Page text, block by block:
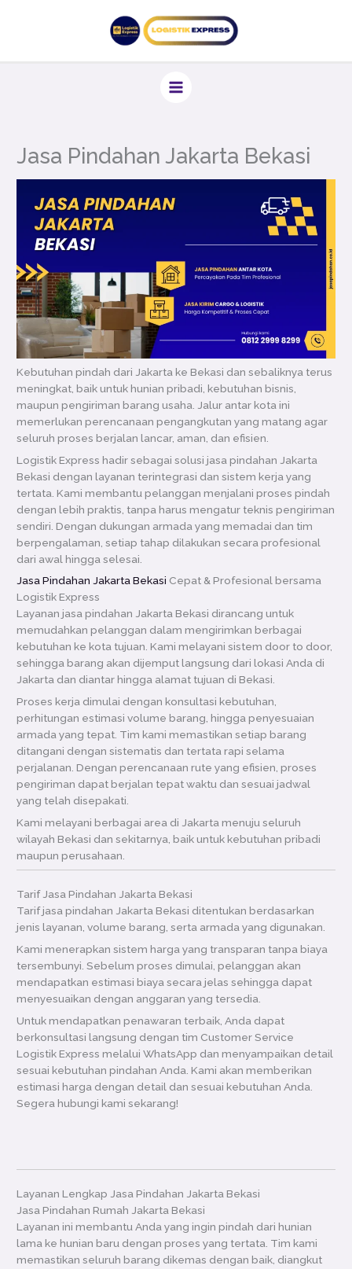
Jasa Pindahan Jakarta Bekasi
Kebutuhan pindah dari Jakarta keBekasi dan sebaliknya terus
meningkat, baik untuk hunian pribadi, kebutuhan bisnis,
maupun pengiriman barang usaha. Jalur antar kota ini
memerlukan perencanaan pengangkutan yang matang agar
seluruh proses berjalan lancar, aman, dan efisien.
Logistik Express hadir sebagai solusi jasa pindahan Jakarta
Bekasi dengan layanan terintegrasi dan sistem kerja yang
tertata. Kami membantu pelanggan menjalani proses pindah
dengan lebih praktis, tanpa harus mengatur teknis pengiriman
sendiri. Dengan dukungan armada yang memadai dan tim
berpengalaman, setiap tahap dilakukan secara profesional
dari awal hingga selesai.
Jasa Pindahan Jakarta Bekasi Cepat & Profesional bersama
Logistik Express
Layanan jasa pindahan Jakarta Bekasi dirancang untuk
memudahkan pelanggan dalam mengirimkan berbagai
kebutuhan ke kota tujuan. Kami melayani sistem door to door,
sehingga barang akan dijemput langsung dari lokasi Anda di
Jakarta dan diantar hingga alamat tujuan di Bekasi.
Proses kerja dimulai dengan konsultasi kebutuhan,
perhitungan estimasi volume barang, hingga penyesuaian
armada yang tepat. Tim kami memastikan setiap barang
ditangani dengan sistematis dan tertata rapi selama
perjalanan. Dengan perencanaan rute yang efisien, proses
pengiriman dapat berjalan tepat waktu dan sesuai jadwal
yang telah disepakati.
Kami melayani berbagai area di Jakarta menuju seluruh
wilayah Bekasi dan sekitarnya, baik untuk kebutuhan pribadi
maupun perusahaan.
Tarif Jasa Pindahan Jakarta Bekasi
Tarif jasa pindahan Jakarta Bekasi ditentukan berdasarkan
jenis layanan, volume barang, serta armada yang digunakan.
Kami menerapkan sistem harga yang transparan tanpa biaya
tersembunyi. Sebelum proses dimulai, pelanggan akan
mendapatkan estimasi biaya secara jelas sehingga dapat
menyesuaikan dengan anggaran yang tersedia.
Untuk mendapatkan penawaran terbaik, Anda dapat
berkonsultasi langsung dengan tim Customer Service
Logistik Express melalui WhatsApp dan menyampaikan detail
sesuai kebutuhan pindahan Anda. Kami akan memberikan
estimasi harga dengan detail dan sesuai kebutuhan Anda.
Segera hubungi kami sekarang!
Layanan Lengkap Jasa Pindahan Jakarta Bekasi
Jasa Pindahan Rumah Jakarta Bekasi
Layanan ini membantu Anda yang ingin pindah dari hunian
lama ke hunian baru dengan proses yang tertata. Tim kami
memastikan seluruh barang dikemas dengan baik, diangkut